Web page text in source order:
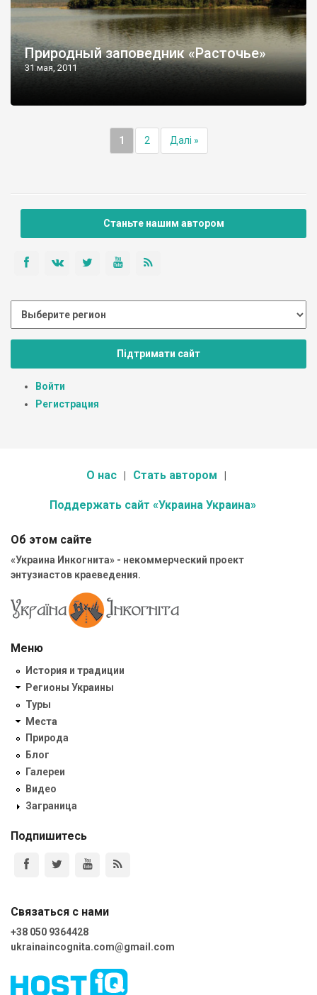
Природный заповедник «Расточье»
31 мая, 2011
1 2 Далі »
Станьте нашим автором
Підтримати сайт
Войти
Регистрация
О нас Стать автором
Поддержать сайт «Украина Украина»
Об этом сайте
«Украина Инкогнита» - некоммерческий проект
энтузиастов краеведения.
Меню
История и традиции
Регионы Украины
Туры
Места
Природа
Блог
Галереи
Видео
Заграница
Подпишитесь
Связаться с нами
+38 050 9364428
ukrainaincognita.com@gmail.com